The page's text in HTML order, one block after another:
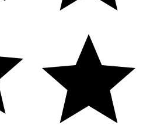
MINHA CONTA
Minha Conta
Cadastre-se